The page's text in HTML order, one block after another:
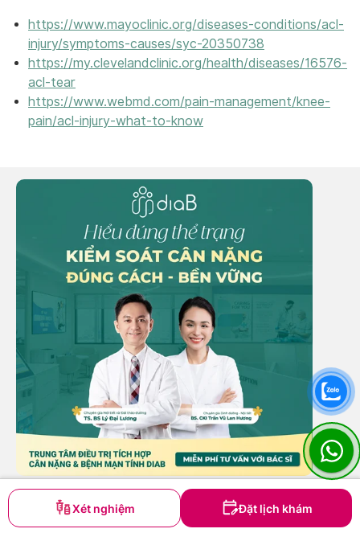
Xét nghiệm Đặt lịch khám
https://www.mayoclinic.org/diseases-conditions/acl-
injury/symptoms-causes/syc-20350738
https://my.clevelandclinic.org/health/diseases/16576-
acl-tear
https://www.webmd.com/pain-management/knee-
pain/acl-injury-what-to-know